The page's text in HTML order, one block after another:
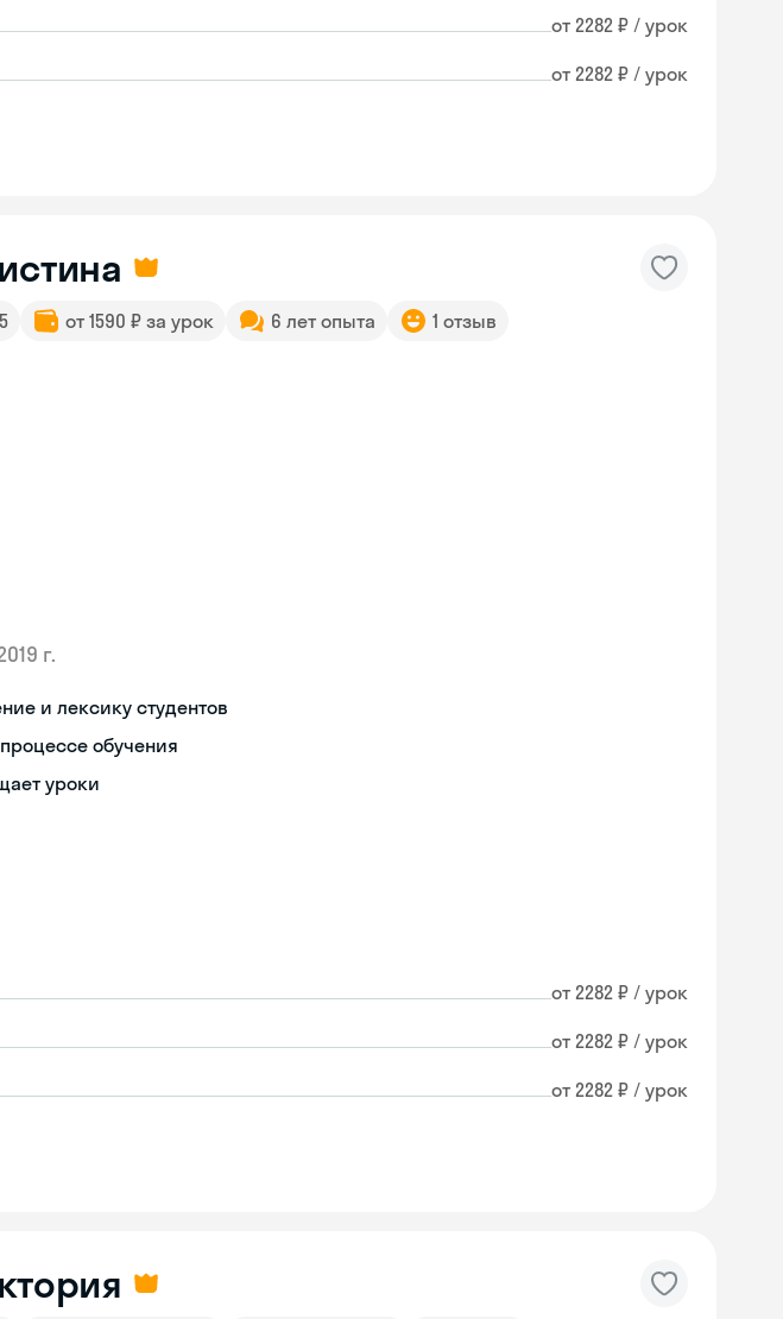
от 2282 ₽ / урок
от 2282 ₽ / урок
5 от 1590 ₽ за урок 6 лет опыта 1 отзыв
г.
и лексику студентов
обучения
уроки
от 2282 ₽ / урок
от 2282 ₽ / урок
от 2282 ₽ / урок